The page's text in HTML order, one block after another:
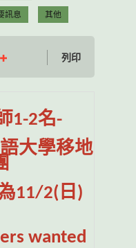
訊息 其他
列印
1-2名-
大學移地
11/2(日)
wanted